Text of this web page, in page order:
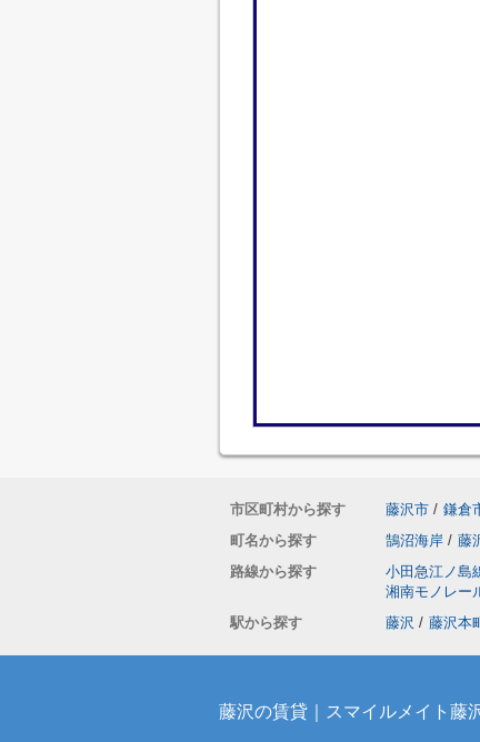
市区町村から探す 藤沢市 / 鎌倉
町名から探す
鵠沼海岸 / 藤
路線から探す
小田急江ノ島
湘南モノレー
駅から探す
藤沢 / 藤沢本
藤沢の賃貸｜スマイルメイト藤